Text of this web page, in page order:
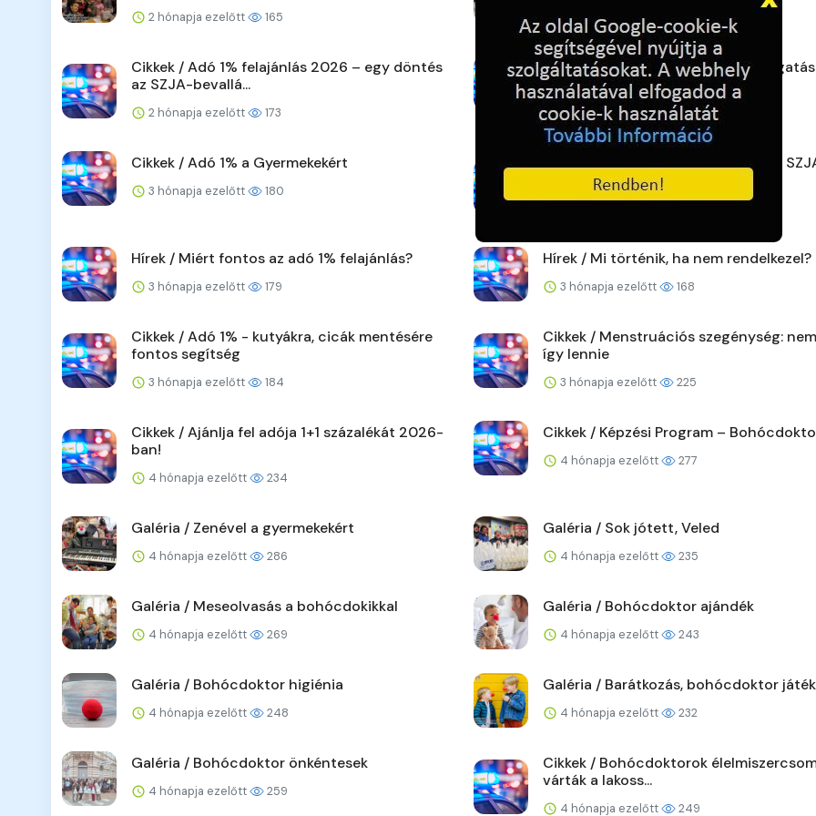
2 hónapja ezelőtt 165 2 hónapja ezelőtt 180
Cikkek / Adó 1% felajánlás 2026 – egy döntés
az SZJA-bevallá...
2 hónapja ezelőtt 173
Hírek / Adó 1% Bohócdoktor támogatás
2 hónapja ezelőtt 152
Cikkek / Adó 1% a Gyermekekért
3 hónapja ezelőtt 180
Hírek / Hova érdemes felajánlani az
Hírek / Miért fontos az adó 1% felajánlás?
3 hónapja ezelőtt 179
Hírek / Mi történik, ha nem rendelkezel?
3 hónapja ezelőtt 168
Cikkek / Adó 1% - kutyákra, cicák mentésére
fontos segítség
3 hónapja ezelőtt 184
Cikkek / Menstruációs szegénység:
így lennie
3 hónapja ezelőtt 225
Cikkek / Ajánlja fel adója 1+1 százalékát 2026-
ban!
4 hónapja ezelőtt 234
Cikkek / Képzési Program –
4 hónapja ezelőtt 277
Galéria / Zenével a gyermekekért
4 hónapja ezelőtt 286
Galéria / Sok jótett, Veled
4 hónapja ezelőtt 235
Galéria / Meseolvasás a bohócdokikkal
4 hónapja ezelőtt 269
Galéria / Bohócdoktor ajándék
4 hónapja ezelőtt 243
Galéria / Bohócdoktor higiénia
4 hónapja ezelőtt 248
Galéria / Barátkozás, bohócdoktor játék
4 hónapja ezelőtt 232
Galéria / Bohócdoktor önkéntesek
4 hónapja ezelőtt 259
Cikkek / Bohócdoktorok
várták a lakoss...
4 hónapja ezelőtt 249